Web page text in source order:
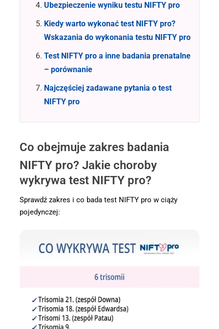
Ubezpieczenie wyniku testu NIFTY pro
Kiedy warto wykonać test NIFTY pro?
Wskazania do wykonania testu NIFTY pro
Test NIFTY pro a inne badania prenatalne
– porównanie
Najczęściej zadawane pytania o test
NIFTY pro
Co obejmuje zakres badania
NIFTY pro? Jakie choroby
wykrywa test NIFTY pro?
Sprawdź zakres i co bada test NIFTY pro w ciąży
pojedynczej: